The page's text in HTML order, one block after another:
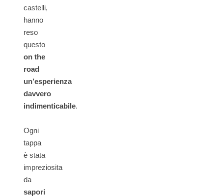
castelli,
hanno
reso
questo
on the
road
un’esperienza
davvero
indimenticabile.
Ogni
tappa
è stata
impreziosita
da
sapori